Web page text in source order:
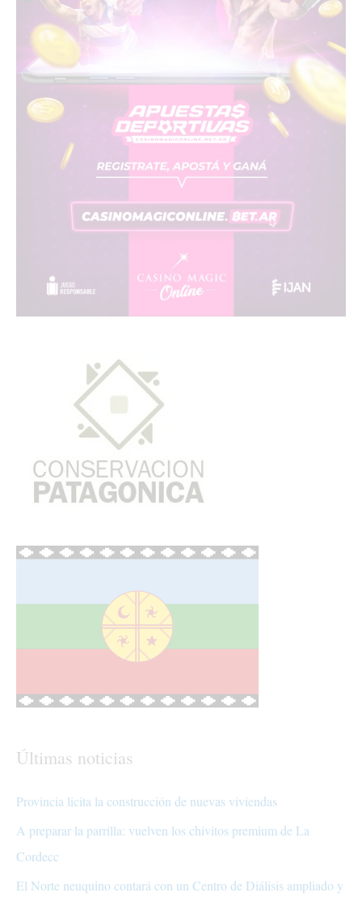
Últimas noticias
Provincia licita la construcción de nuevas viviendas
A preparar la parrilla: vuelven los chivitos premium de La
Cordecc
El Norte neuquino contará con un Centro de Diálisis ampliado y